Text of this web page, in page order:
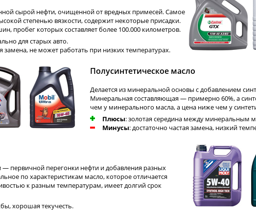
сырой нефти, очищенной от вредных примесей. Самое
степенью вязкости, содержит некоторые присадки.
пробег которых составляет более 100.000 километров.
для старых авто.
замена, не может работать при низких температурах.
Полусинтетическое масло
Делается из минеральной основы с добавлением
Минеральная составляющая — примерно 60%, а
чем у минерального масла, а цена ниже чем у
Плюсы: золотая середина между минеральным
Минусы: достаточно частая замена, низкий
— первичной перегонки нефти и добавления разных
по характеристикам масло, которое отличается
к разным температурам, имеет долгий срок
хорошая текучесть.